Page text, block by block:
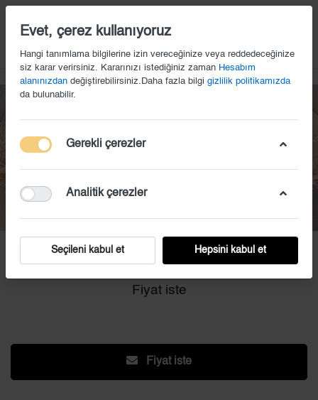
KS (4)
Fiyat iste
Fiyat iste
Evet, çerez kullanıyoruz
Hangi tanımlama bilgilerine izin vereceğinize veya reddedeceğinize
siz karar verirsiniz. Kararınızı istediğiniz zaman Hesabım
alanınızdan değiştirebilirsiniz.Daha fazla bilgi gizlilik politikamızda
da bulunabilir.
Gerekli çerezler
Analitik çerezler
Seçileni kabul et Hepsini kabul et